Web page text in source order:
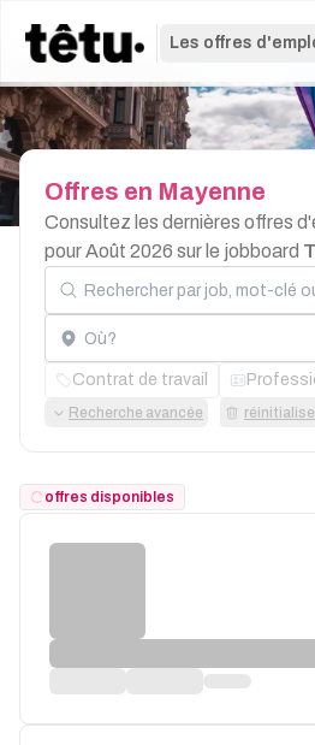
Les offres
Offres en Mayenne
Consultez les dernières offres
pour Août 2026 sur le jobboard
Rechercher par job, mot-clé ou
Localisation
Contrat de travail
Recherche avancée
offres disponibles